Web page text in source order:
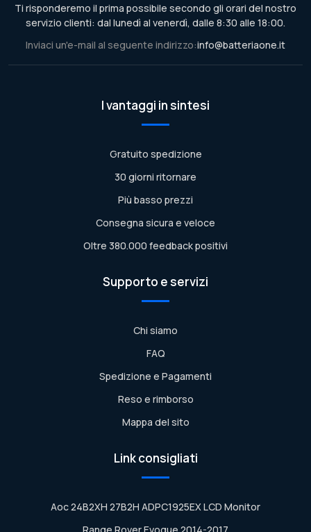
Ti risponderemo il prima possibile secondo gli orari del nostro
servizio clienti: dal lunedì al venerdì, dalle 8:30 alle 18:00.
Inviaci un'e-mail al seguente indirizzo:info@batteriaone.it
I vantaggi in sintesi
Gratuito spedizione
30 giorni ritornare
Più basso prezzi
Consegna sicura e veloce
Oltre 380.000 feedback positivi
Supporto e servizi
Chi siamo
FAQ
Spedizione e Pagamenti
Reso e rimborso
Mappa del sito
Link consigliati
Aoc 24B2XH 27B2H ADPC1925EX LCD Monitor